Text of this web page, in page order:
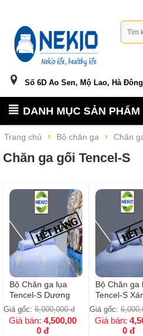
Số 6D Ao Sen, Mộ Lao, Hà Đông
DANH MỤC SẢN PHẨM
Trang chủ Bộ chăn ga Chăn
Chăn ga gối Tencel-S
Bộ Chăn ga lụa
Tencel-S Dương
Liễu Xanh
Giá gốc: 6,000,000 đ
Giá bán:4,500,00
0 đ
Bộ Chăn ga
Tencel-S
Xanh
Giá gốc:
Giá bán:
0 đ